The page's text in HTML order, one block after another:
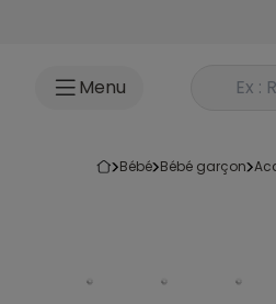
Menu
bébé bébé garçon